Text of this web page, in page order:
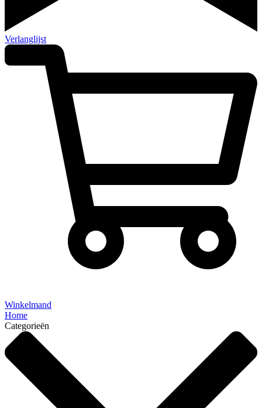
Verlanglijst
Winkelmand
Home
Categorieën